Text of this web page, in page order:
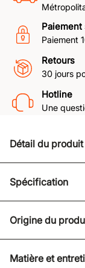
Paiement
Retours
30 jours
Hotline
Une
Détail du produit
Spécification
Origine du
Matière et